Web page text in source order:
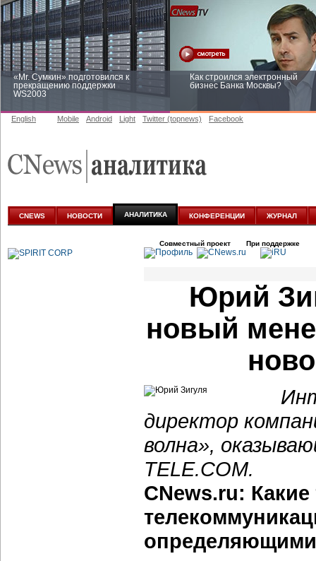
«Mr. Сумкин» подготовился к
прекращению поддержки
WS2003
Как строился электронный
бизнес Банка Москвы?
аналитике
English Mobile Android Light Twitter (topnews) Facebook
CNEWS НОВОСТИ АНАЛИТИКА КОНФЕРЕНЦИИ ЖУРНАЛ
Совместный проект При поддержке
Юрий
новый
директор
волна»,
TELE.COM.
CNews.ru:
определяющими